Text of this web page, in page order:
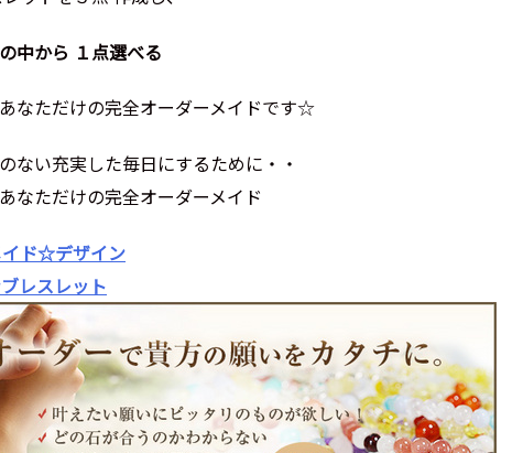
中から １点選べる
あなただけの完全オーダーメイドです☆
ない充実した毎日にするために・・
なただけの完全オーダーメイド
ド☆デザイン
レスレット